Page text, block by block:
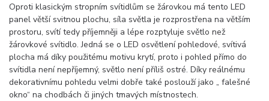
Oproti klasickým stropním svítidlům se žárovkou má tento LED
panel větší svitnou plochu, síla světla je rozprostřena na větším
prostoru, svítí tedy příjemněji a lépe rozptyluje světlo než
žárovkové svítidlo. Jedná se o LED osvětlení pohledové, svítivá
plocha má díky použitému motivu krytí, proto i pohled přímo do
svítidla není nepříjemný, světlo není příliš ostré. Díky reálnému
dekorativnímu pohledu velmi dobře také poslouží jako „ falešné
okno“ na chodbách či jiných tmavých místnostech.